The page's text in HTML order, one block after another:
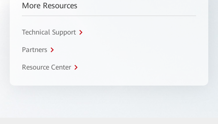
More Resources
Technical Support
Partners
Resource Center